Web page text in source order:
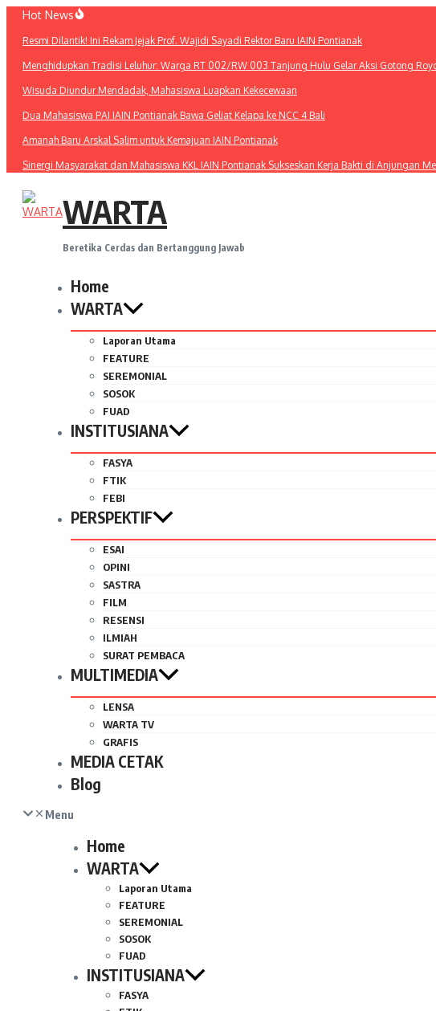
Lewati
konten
Hot News
Resmi Dilantik! Ini Rekam Jejak Prof. Wajidi Sayadi Rektor Baru IAIN Pontianak
Menghidupkan Tradisi Leluhur: Warga RT 002/RW 003 Tanjung Hulu Gelar Aksi Gotong
Wisuda Diundur Mendadak, Mahasiswa Luapkan Kekecewaan
Dua Mahasiswa PAI IAIN Pontianak Bawa Geliat Kelapa ke NCC 4 Bali
Amanah Baru Arskal Salim untuk Kemajuan IAIN Pontianak
Sinergi Masyarakat dan Mahasiswa KKL IAIN Pontianak Sukseskan Kerja Bakti di Anjungan
WARTA
Beretika Cerdas dan Bertanggung Jawab
Home
WARTA
Laporan Utama
FEATURE
SEREMONIAL
SOSOK
FUAD
INSTITUSIANA
FASYA
FTIK
FEBI
PERSPEKTIF
ESAI
OPINI
SASTRA
FILM
RESENSI
ILMIAH
SURAT PEMBACA
MULTIMEDIA
LENSA
WARTA TV
GRAFIS
MEDIA CETAK
Blog
Menu
Home
WARTA
Laporan Utama
FEATURE
SEREMONIAL
SOSOK
FUAD
INSTITUSIANA
FASYA